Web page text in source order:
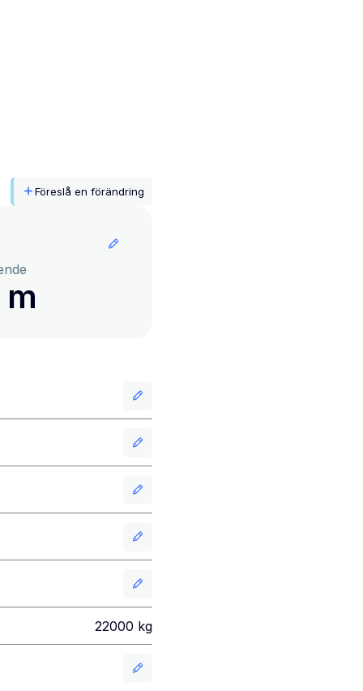
Föreslå en förändring
m
22000 kg